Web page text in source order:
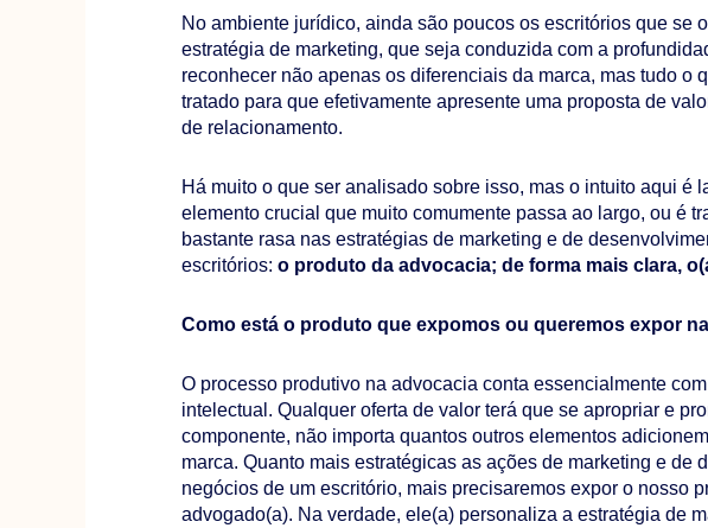
No ambiente jurídico, ainda são poucos os escritórios que se
estratégia de marketing, que seja conduzida com a
reconhecer não apenas os diferenciais da marca, mas tudo o
tratado para que efetivamente apresente uma proposta de
de relacionamento.
Há muito o que ser analisado sobre isso, mas o intuito aqui é
elemento crucial que muito comumente passa ao largo, ou é
bastante rasa nas estratégias de marketing e de
escritórios:o produto da advocacia; de forma mais clara,
Como está o produto que expomos ou queremos expor
O processo produtivo na advocacia conta essencialmente
intelectual. Qualquer oferta de valor terá que se apropriar e
componente, não importa quantos outros elementos
marca. Quanto mais estratégicas as ações de marketing e de
negócios de um escritório, mais precisaremos expor o nosso
advogado(a). Na verdade, ele(a) personaliza a estratégia de